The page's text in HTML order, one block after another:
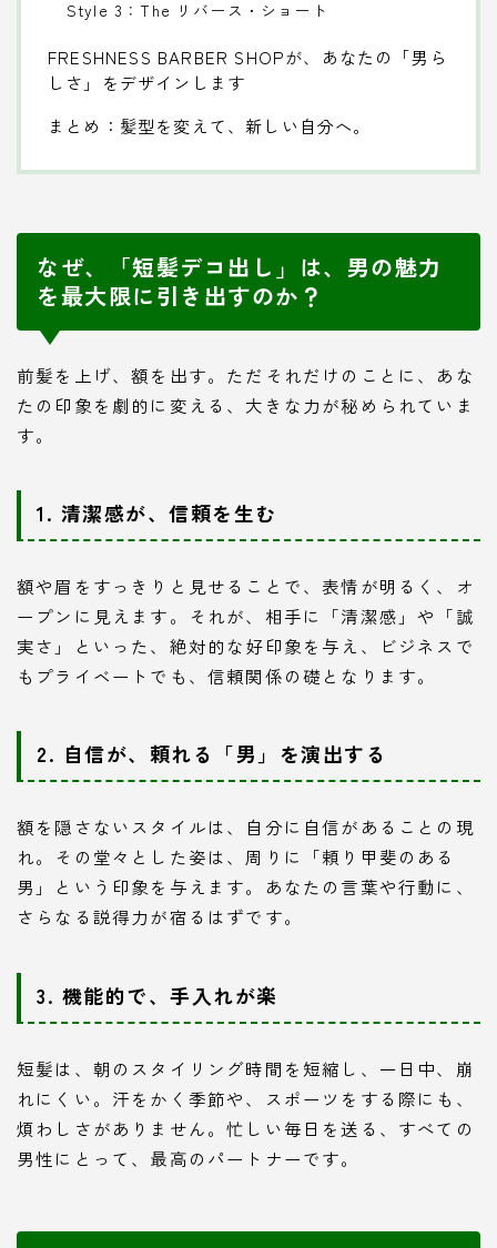
Style 3：The リバース・ショート
FRESHNESS BARBER SHOPが、あなたの「男ら
しさ」をデザインします
まとめ：髪型を変えて、新しい自分へ。
なぜ、「短髪デコ出し」は、男の魅力
を最大限に引き出すのか？
前髪を上げ、額を出す。ただそれだけのことに、あな
たの印象を劇的に変える、大きな力が秘められていま
す。
1. 清潔感が、信頼を生む
額や眉をすっきりと見せることで、表情が明るく、オ
ープンに見えます。それが、相手に「清潔感」や「誠
実さ」といった、絶対的な好印象を与え、ビジネスで
もプライベートでも、信頼関係の礎となります。
2. 自信が、頼れる「男」を演出する
額を隠さないスタイルは、自分に自信があることの現
れ。その堂々とした姿は、周りに「頼り甲斐のある
男」という印象を与えます。あなたの言葉や行動に、
さらなる説得力が宿るはずです。
3. 機能的で、手入れが楽
短髪は、朝のスタイリング時間を短縮し、一日中、崩
れにくい。汗をかく季節や、スポーツをする際にも、
煩わしさがありません。忙しい毎日を送る、すべての
男性にとって、最高のパートナーです。